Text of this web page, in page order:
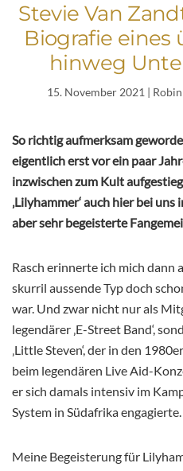
Stevie Van
Biografie eines
hinweg
15. November 2021 |
So richtig aufmerksam
eigentlich erst vor ein paar
inzwischen zum Kult
‚Lilyhammer‘ auch hier bei
aber sehr begeisterte
Rasch erinnerte ich mich dann
skurril aussende Typ doch
war. Und zwar nicht nur als
legendärer ‚E-Street Band‘,
‚Little Steven‘, der in den
beim legendären Live Aid-
er sich damals intensiv im
System in Südafrika engagierte.
Meine Begeisterung für